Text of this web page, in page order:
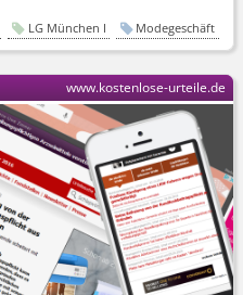
LG München I Modegeschäft
www.kostenlose-urteile.de